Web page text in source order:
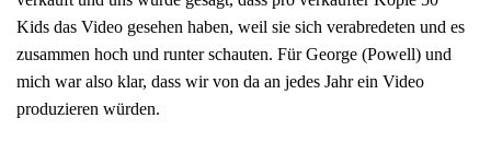
Kids das Video gesehen haben, weil sie sich verabredeten und es
zusammen hoch und runter schauten. Für George (Powell) und
mich war also klar, dass wir von da an jedes Jahr ein Video
produzieren würden.